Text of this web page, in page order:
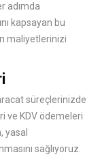
adımda
kapsayan bu
maliyetlerinizi
süreçlerinizde
ve KDV ödemeleri
yasal
sağlıyoruz.